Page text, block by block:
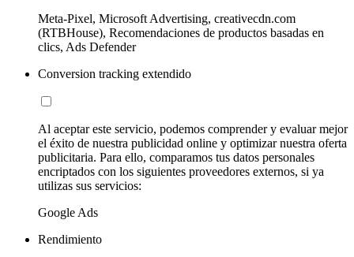
Meta-Pixel, Microsoft Advertising, creativecdn.com
(RTBHouse), Recomendaciones de productos basadas en
clics, Ads Defender
Conversion tracking extendido
Al aceptar este servicio, podemos comprender y evaluar mejor
el éxito de nuestra publicidad online y optimizar nuestra oferta
publicitaria. Para ello, comparamos tus datos personales
encriptados con los siguientes proveedores externos, si ya
utilizas sus servicios:
Google Ads
Rendimiento